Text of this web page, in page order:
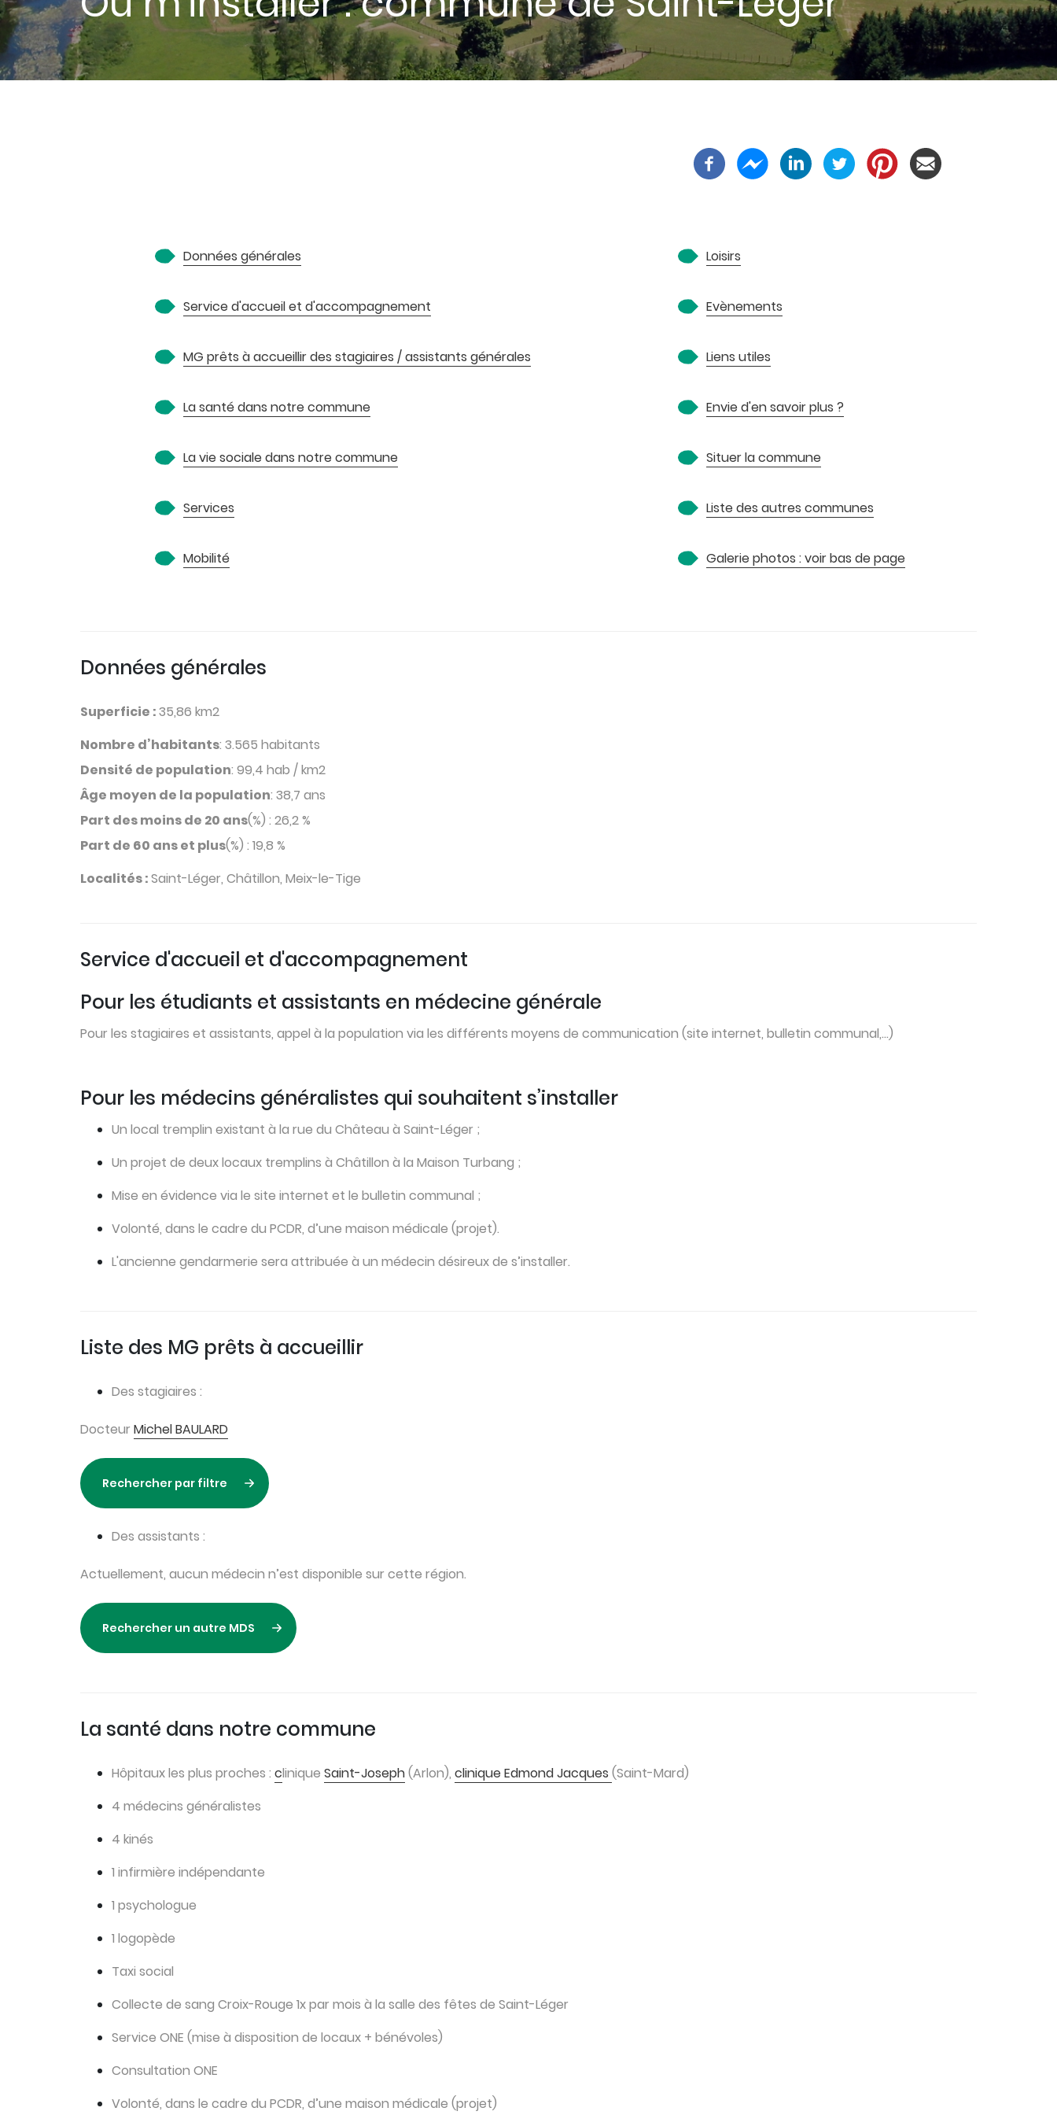
Données générales
Service d'accueil et d'accompagnement
MG prêts à accueillir des stagiaires / assistants générales
La santé dans notre commune
La vie sociale dans notre commune
Services
Mobilité
Loisirs
Evènements
Liens utiles
Envie d'en savoir plus ?
Situer la commune
Liste des autres communes
Galerie photos : voir bas de page
Données générales
Superficie :35,86 km2
Nombre d’habitants: 3.565 habitants
Densité de population: 99,4 hab / km2
Âge moyen de la population: 38,7 ans
Part des moins de 20 ans(%) : 26,2 %
Part de 60 ans et plus(%) : 19,8 %
Localités :Saint-Léger, Châtillon, Meix-le-Tige
Service d'accueil et d'accompagnement
Pour les étudiants et assistants en médecine générale
Pour les stagiaires et assistants, appel à la population via les différents moyens de communication (site internet, bulletin communal,…)
Pour les médecins généralistes qui souhaitent s’installer
Un local tremplin existant à la rue du Château à Saint-Léger ;
Un projet de deux locaux tremplins à Châtillon à la Maison Turbang ;
Mise en évidence via le site internet et le bulletin communal ;
Volonté, dans le cadre du PCDR, d’une maison médicale (projet).
L'ancienne gendarmerie sera attribuée à un médecin désireux de s’installer.
Liste des MG prêts à accueillir
Des stagiaires :
Docteur Michel BAULARD
Rechercher par filtre
Des assistants :
Actuellement, aucun médecin n’est disponible sur cette région.
Rechercher un autre MDS
La santé dans notre commune
Hôpitaux les plus proches : clinique Saint-Joseph(Arlon), clinique Edmond Jacques (Saint-Mard)
4 médecins généralistes
4 kinés
1 infirmière indépendante
1 psychologue
1 logopède
Taxi social
Collecte de sang Croix-Rouge 1x par mois à la salle des fêtes de Saint-Léger
Service ONE (mise à disposition de locaux + bénévoles)
Consultation ONE
Volonté, dans le cadre du PCDR, d’une maison médicale (projet)